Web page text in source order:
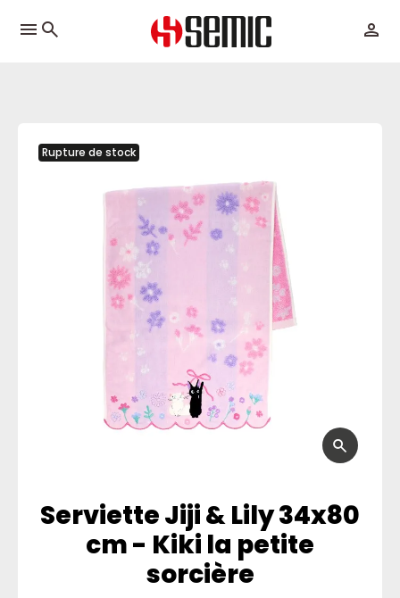
menu
Rupture de stock
Serviette Jiji & Lily 34x80
cm - Kiki la petite
sorcière